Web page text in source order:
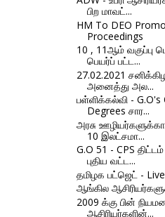
பிற மாவட்...
HM To DEO
Proceedings
10 , 11ஆம் வகுப்பு
பெயர்ப் பட்ட...
27.02.2021
அனைத்து அல...
பள்ளிக்கல்வி - G.O's
Degrees சார...
அரசு
10 இலட்சமா...
G.O 51 - CPS
புதிய வட்ட...
தமிழக பட்ஜெட் -
ஆங்கில
2009 க்கு பின்
ஆசிரியர்களின்...